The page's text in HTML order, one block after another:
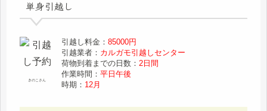
単身引越し
きのこさん
引越し料金：85000円
引越業者： カルガモ引越しセンター
荷物到着までの日数：2日間
作業時間：平日午後
時期： 12月